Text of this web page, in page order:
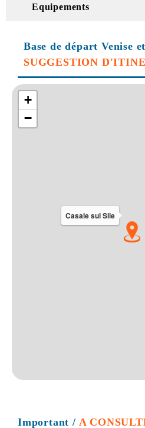
Equipements
Base de départ Venise
SUGGESTION
Important / A